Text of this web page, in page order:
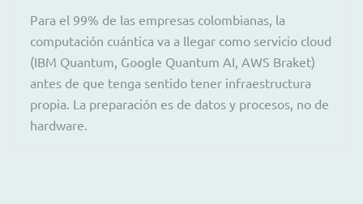
Para el 99% de las empresas colombianas, la
computación cuántica va a llegar como servicio cloud
(IBM Quantum, Google Quantum AI, AWS Braket)
antes de que tenga sentido tener infraestructura
propia. La preparación es de datos y procesos, no de
hardware.